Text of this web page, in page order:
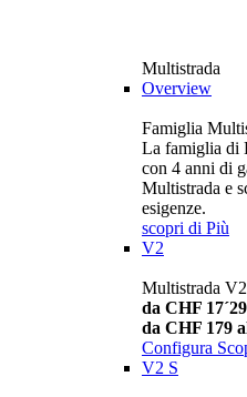
Multistrada
Overview
Famiglia
La famiglia di
con 4 anni di
Multistrada e
esigenze.
scopri di Più
V2
Multistrada V2
da CHF
da CHF 179
Configura
V2 S